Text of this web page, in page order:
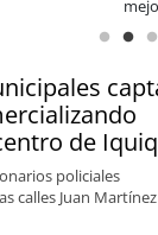
de
policiales
calles Juan